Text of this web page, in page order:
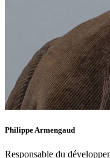
Philippe Armengaud
Responsable du